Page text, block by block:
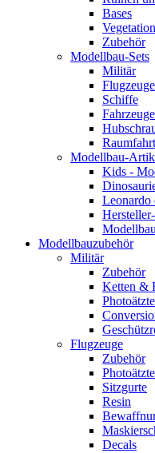
Bases
Vegetation
Zubehör
Modellbau-Sets
Militär
Flugzeuge
Schiffe
Fahrzeuge
Raumfahrt
Modellbau-
Kids -
Leonardo
Modellbauzubehör
Militär
Zubehör
Ketten &
Flugzeuge
Zubehör
Sitzgurte
Resin
Decals